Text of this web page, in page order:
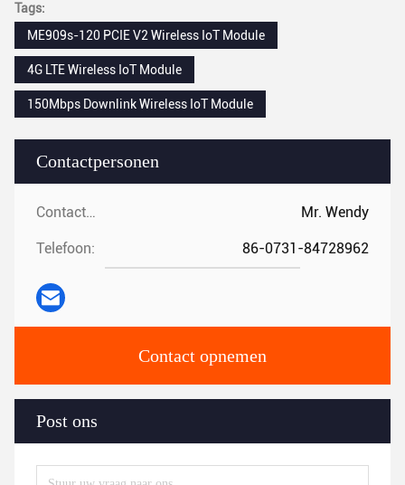
Contactpersonen
Contactpersonen: Mr. Wendy
Telefoon: 86-0731-84728962
Contact opnemen
Post ons
Tags:
ME909s-120 PCIE V2 Wireless IoT Module
4G LTE Wireless IoT Module
150Mbps Downlink Wireless IoT Module